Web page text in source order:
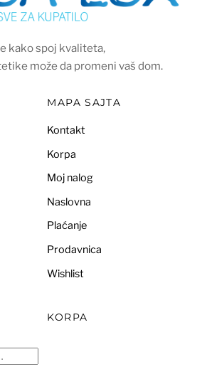
kako spoj kvaliteta,
može da promeni vaš dom.
MAPA SAJTA
Kontakt
Korpa
Moj nalog
Naslovna
Plaćanje
Prodavnica
Wishlist
KORPA